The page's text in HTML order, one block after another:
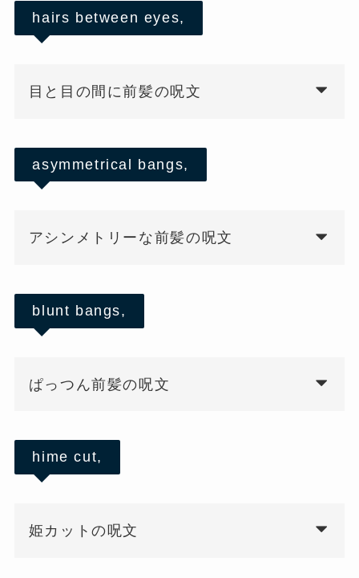
hairs between eyes,
目と目の間に前髪の呪文
asymmetrical bangs,
アシンメトリーな前髪の呪文
blunt bangs,
ぱっつん前髪の呪文
hime cut,
姫カットの呪文